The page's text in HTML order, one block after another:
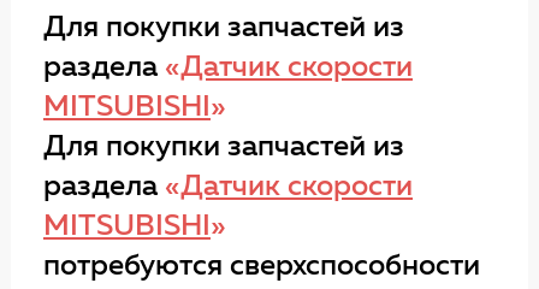
Для покупки запчастей из
раздела «Датчик скорости
MITSUBISHI »
Для покупки запчастей из
раздела «Датчик скорости
MITSUBISHI »
потребуются сверхспособности